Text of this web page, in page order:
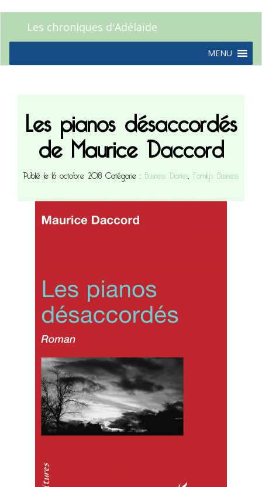
Les chroniques d'Adélaïde
MENU
Les pianos désaccordés
de Maurice Daccord
Publié le 16 octobre 2018Catégorie :Business Diaries, Family’s Business